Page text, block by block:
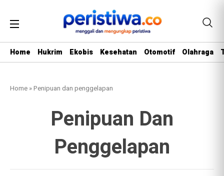
Home Hukrim Ekobis Kesehatan Otomotif Olahraga
Home »Penipuan dan penggelapan
Penipuan Dan
Penggelapan